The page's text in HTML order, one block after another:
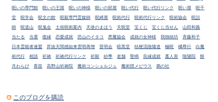
呪いの専門館
呪いの王国 呪いの神様 呪いの部屋 呪い代行 呪い代行リンク 呪い屋
呪千
堂
呪学会 呪文の館 呪殺専門霊媒師 呪縛屋 呪術代行 呪術代行リンク 呪術協会
呪詛
師
呪道山 呪鬼会 土俗呪術案内 天使のまほう 天呪堂 宝くじ 宝くじ当せん
山田和義
当たる
当選 復縁 恋愛成就 恐山のイタコ 悪魔協会 成就の女神様 我独槙坊
斉藤和子
日本霊能者連盟
昇抜天閲感如来雲明再憎 晋明会 暗黒堂 桔梗流陰陽道 極呪 橘尊行
白魔
術代行
相談 祈祷 祈祷代行リンク 祈願 紗季 老舗 聖鳴 良縁成就 藁人形 陰陽院
餅
月わらび
香苗 高野山祈祷院 魔術コンシェルジュ 魔術団メビウス 鴉の社
このブログを購読